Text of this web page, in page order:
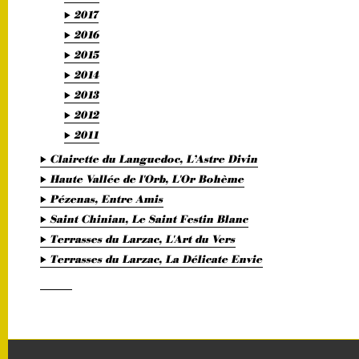
2017
2016
2015
2014
2013
2012
2011
Clairette du Languedoc, L’Astre Divin
Haute Vallée de l'Orb, L'Or Bohème
Pézenas, Entre Amis
Saint Chinian, Le Saint Festin Blanc
Terrasses du Larzac, L'Art du Vers
Terrasses du Larzac, La Délicate Envie